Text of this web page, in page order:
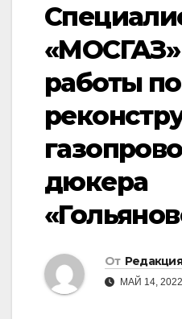
«МОСГАЗ»
работы по
дюкера
От
МАЙ 14, 2022